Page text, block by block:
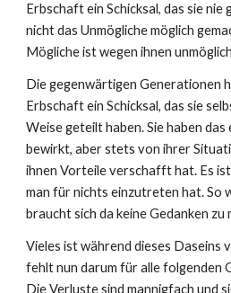
Erbschaft ein Schicksal, das sie nie
nicht das Unmögliche möglich
Mögliche ist wegen ihnen
Die gegenwärtigen Generationen
Erbschaft ein Schicksal, das sie
Weise geteilt haben. Sie haben
bewirkt, aber stets von ihrer
ihnen Vorteile verschafft hat. Es
man für nichts einzutreten hat. So
braucht sich da keine Gedanken zu
Vieles ist während dieses Daseins
fehlt nun darum für alle folgenden
Die Verluste sind mannigfach und